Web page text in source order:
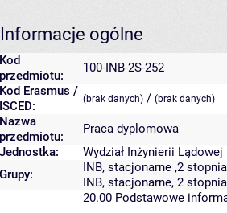
Informacje ogólne
Kod
przedmiotu:
100-INB-2S-252
Kod Erasmus /
ISCED:
(brak danych) / (brak danych)
Nazwa
przedmiotu:
Praca dyplomowa
Jednostka:
Wydział Inżynierii
Grupy:
INB, stacjonarne ,2
INB, stacjonarne, 2
20.00 Podstawowe